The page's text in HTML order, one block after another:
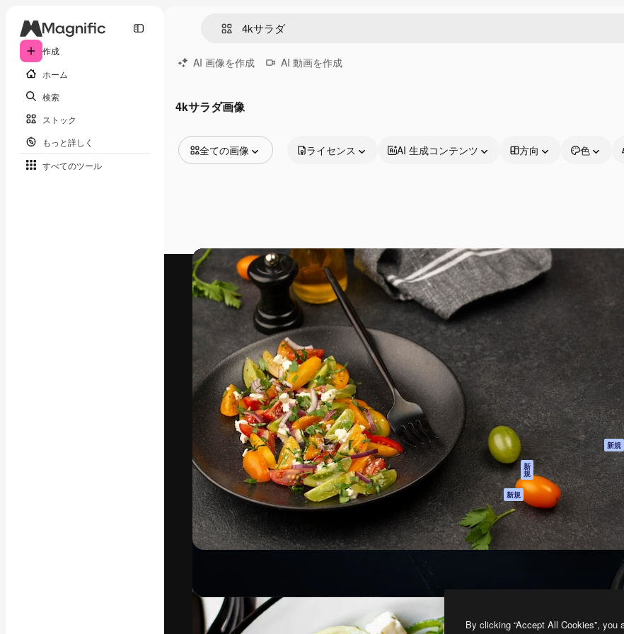
作成
ホーム
検索
ストック
もっと詳しく
すべてのツール
AI 画像を作成 AI 動画を作成
4kサラダ画像
全ての画像
動画
映像素材
モーショングラフィックス
動画テンプレート
アイコン
フォント
ライセンス AI 生成コンテンツ 方向 色
最高のクリエイティブ制作を導くためのプラ
ットフォーム。クリエイター、企業、代理
店、スタジオを含む100万人以上が利用して
います。
日本語
製品
Spaces
AI アシスタント
AI 画像生成ツール
AI 動画生成ツール
AI 音声合成ツール
ストックコンテン
ツ
Claude/ChatGPT
向けMCP
新
規
エージェント 新規
API
モバイルアプリ
すべてのMagnificツ
Academy
ドキュメント
サポート
利用規約
プライバシーポ
シー
オリジナル 新規
クッキーポリ
トラストセンタ
アフィリエイト
法人向け
Copyright © 2010- Freepik Company S.L.U.
By clicking “Accept All Cookies”,